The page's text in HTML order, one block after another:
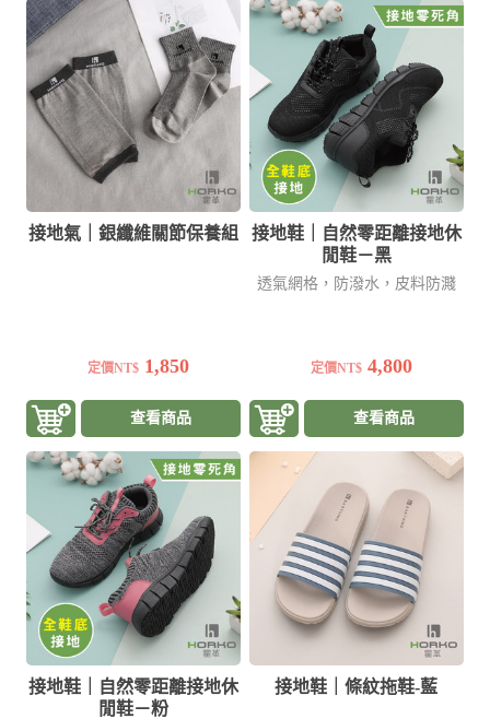
接地氣｜銀纖維關節保養組
定價NT$ 1,850
查看商品
接地鞋｜自然零距離接地休
閒鞋－黑
透氣網格，防潑水，皮料防濺
定價NT$ 4,800
查看商品
接地鞋｜自然零距離接地休
閒鞋－粉
接地鞋｜條紋拖鞋-藍